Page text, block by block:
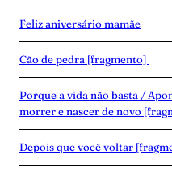
Feliz aniversário mamãe
Cão de pedra [fragmento]
Porque a vida não basta /
morrer e nascer de novo
Depois que você voltar